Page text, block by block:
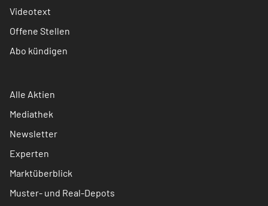
Videotext
Offene Stellen
Abo kündigen
Alle Aktien
Mediathek
Newsletter
Experten
Marktüberblick
Muster- und Real-Depots